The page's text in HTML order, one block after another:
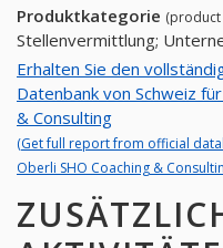
Produktkategorie
Stellenvermittlung;
Erhalten Sie den
Datenbank von Schweiz
& Consulting
(Get full report from official
Oberli SHO Coaching &